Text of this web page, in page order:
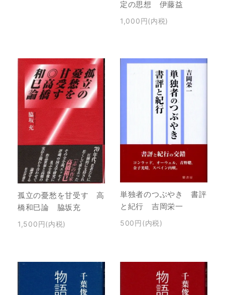
定の思想 伊藤益
1,000円(内税)
孤立の憂愁を甘受す 高
橋和巳論 脇坂充
1,500円(内税)
単独者のつぶやき 書評
と紀行 吉岡栄一
500円(内税)